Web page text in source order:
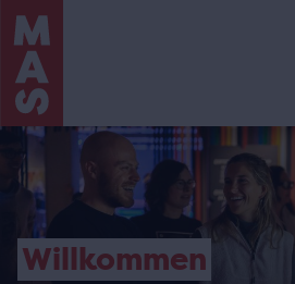
Direkt
zum
Inhalt
Willkommen